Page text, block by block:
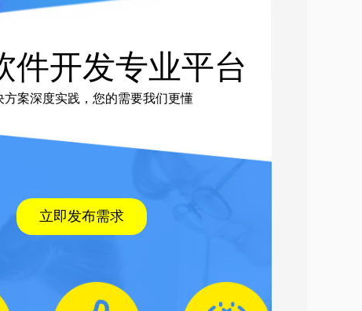
件开发专业平台
案深度实践，您的需要我们更懂
立即发布需求